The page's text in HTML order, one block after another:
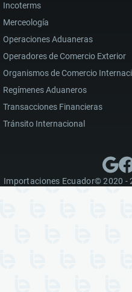
Incoterms
Merceología
Operaciones Aduaneras
Operadores de Comercio Exterior
Organismos de Comercio
Regímenes Aduaneros
Transacciones Financieras
Tránsito Internacional
Importaciones Ecuador© 2020 -